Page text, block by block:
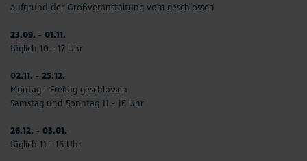
aufgrund der Großveranstaltung vom geschlossen
23.09. - 01.11.
täglich 10 - 17 Uhr
02.11. - 25.12.
Montag - Freitag geschlossen
Samstag und Sonntag 11 - 16 Uhr
26.12. - 03.01.
täglich 11 - 16 Uhr